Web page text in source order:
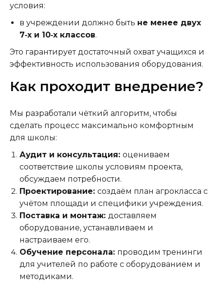
условия:
в учреждении должно быть не менее двух
7‑х и 10‑х классов.
Это гарантирует достаточный охват учащихся и
эффективность использования оборудования.
Как проходит внедрение?
Мы разработали чёткий алгоритм, чтобы
сделать процесс максимально комфортным
для школы:
Аудит и консультация: оцениваем
соответствие школы условиям проекта,
обсуждаем потребности.
Проектирование: создаём план агрокласса с
учётом площади и специфики учреждения.
Поставка и монтаж: доставляем
оборудование, устанавливаем и
настраиваем его.
Обучение персонала: проводим тренинги
для учителей по работе с оборудованием и
методиками.